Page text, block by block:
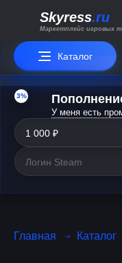
Skyress.ru
Маркетплейс игровых
Каталог
3%
У меня есть
Главная Каталог